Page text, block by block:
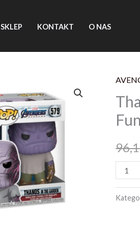
SKLEP KONTAKT O NAS
ilość
Thanos
Casual
Con
Funko
Pop